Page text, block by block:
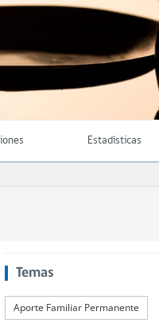
Estadísticas
Temas
Aporte Familiar Permanente